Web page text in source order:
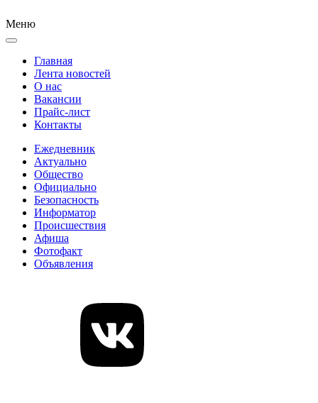
Меню
Главная
Лента новостей
О нас
Вакансии
Прайс-лист
Контакты
Ежедневник
Актуально
Общество
Официально
Безопасность
Информатор
Происшествия
Афиша
Фотофакт
Объявления